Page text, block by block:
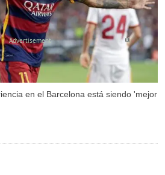
en el Barcelona está siendo 'mejor
X